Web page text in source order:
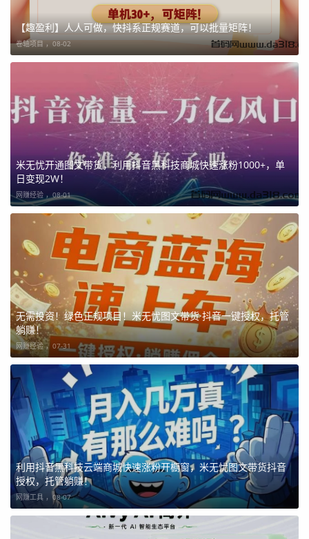
【趣盈利】人人可做，快抖系正规赛道，可以批量矩阵！
卷轴项目 ，08-02
米无忧开通图文带货，利用抖音黑科技商城快速涨粉1000+，单
日变现2W！
网赚经验 ， 08-01
无需投资！绿色正规项目！米无忧图文带货·抖音一键授权，托管
躺赚！
网赚经验 ， 07-31
利用抖音黑科技云端商城快速涨粉开橱窗，米无忧图文带货抖音
授权，托管躺赚！
网赚工具 ，08-07